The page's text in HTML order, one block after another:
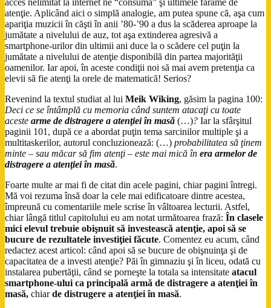
atenţie. Aplicând aici o simplă analogie, am putea spune că, aşa cum
apariţia muzicii în căşti în anii ’80-’90 a dus la scăderea aproape la
jumătate a nivelului de auz, tot aşa extinderea agresivă a
smartphone-urilor din ultimii ani duce la o scădere cel puţin la
jumătate a nivelului de atenţie disponibilă din partea majorităţii
oamenilor. Iar apoi, în aceste condiţii noi să mai avem pretenţia ca
elevii să fie atenţi la orele de matematică! Serios?
Revenind la textul studiat al lui Meik Wiking, găsim la pagina 100:
Deci ce se întâmplă cu memoria când suntem atacaţi cu toate
aceste arme de distragere a atenţiei în masă (…)? Iar la sfârşitul
paginii 101, după ce a abordat puţin tema sarcinilor multiple şi a
multitaskerilor, autorul concluzionează: (…) probabilitatea să ţinem
minte – sau măcar să fim atenţi – este mai mică în era armelor de
distragere a atenţiei în masă.
Foarte multe ar mai fi de citat din acele pagini, chiar pagini întregi.
Mă voi rezuma însă doar la cele mai edificatoare dintre acestea,
împreună cu comentariile mele scrise în vâltoarea lecturii. Astfel,
chiar lângă titlul capitolului eu am notat următoarea frază: În clasele
mici elevul trebuie obişnuit să investească atenţie, apoi să se
bucure de rezultatele investiţiei făcute. Comentez eu acum, când
redactez acest articol: când apoi să se bucure de obişnuinţa şi de
capacitatea de a investi atenţie? Păi în gimnaziu şi în liceu, odată cu
instalarea pubertăţii, când se porneşte la totala sa intensitate atacul
smartphone-ului ca principală armă de distragere a atenţiei în
masă, chiarde distrugere a atenţiei în masă.